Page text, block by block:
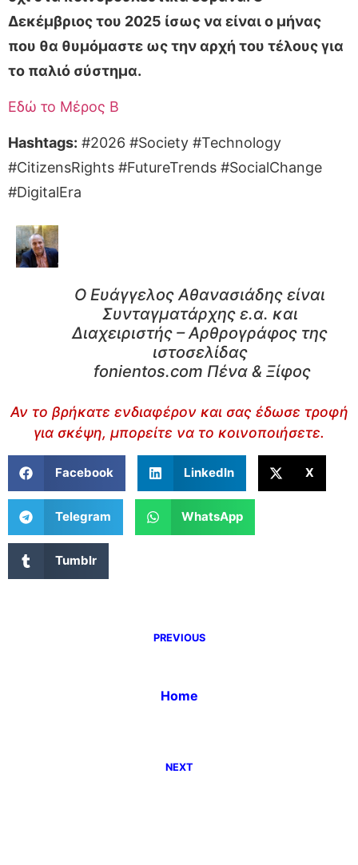
Δεκέμβριος του 2025 ίσως να είναι ο μήνας
που θα θυμόμαστε ως την αρχή του τέλους για
το παλιό σύστημα.
Εδώ το Μέρος Β
Hashtags: #2026 #Society #Technology
#CitizensRights #FutureTrends #SocialChange
#DigitalEra
Ο Ευάγγελος Αθανασιάδης είναι
Συνταγματάρχης ε.α. και
Διαχειριστής – Αρθρογράφος της
ιστοσελίδας
fonientos.com Πένα & Ξίφος
Αν το βρήκατε ενδιαφέρον και σας έδωσε τροφή
για σκέψη, μπορείτε να το κοινοποιήσετε.
Facebook LinkedIn X
Telegram WhatsApp
Tumblr
PREVIOUS
Home
NEXT